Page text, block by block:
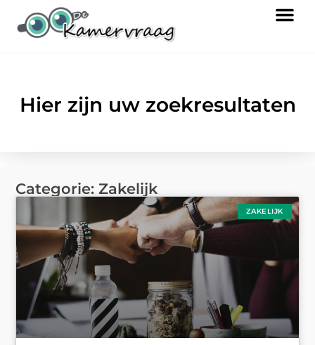
Hier zijn uw zoekresultaten
Categorie: Zakelijk
ZAKELIJK